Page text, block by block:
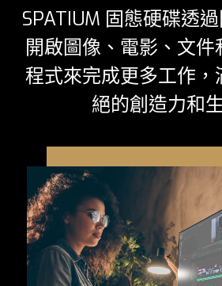
SPATIUM 固態硬碟透
開啟圖像、電影、文件
程式來完成更多工作，
絕的創造力和